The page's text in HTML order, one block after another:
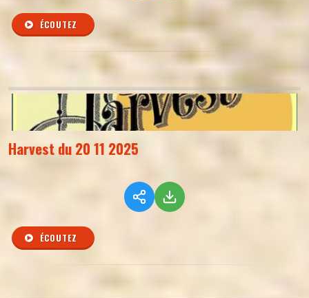
ÉCOUTEZ
Harvest du 20 11 2025
ÉCOUTEZ